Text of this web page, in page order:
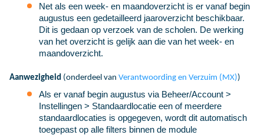
Net als een week- en maandoverzicht is er vanaf begin
augustus een gedetailleerd jaaroverzicht beschikbaar.
Dit is gedaan op verzoek van de scholen. De werking
van het overzicht is gelijk aan die van het week- en
maandoverzicht.
Aanwezigheid (onderdeel van Verantwoording en Verzuim (MX))
Als er vanaf begin augustus via Beheer/Account >
Instellingen > Standaardlocatie een of meerdere
standaardlocaties is opgegeven, wordt dit automatisch
toegepast op alle filters binnen de module